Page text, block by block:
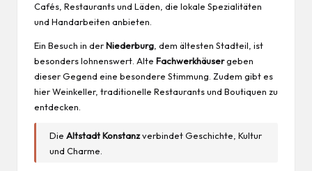
Cafés, Restaurants und Läden, die lokale Spezialitäten
und Handarbeiten anbieten.
Ein Besuch in derNiederburg , dem ältesten Stadteil, ist
besonders lohnenswert. Alte Fachwerkhäusergeben
dieser Gegend eine besondere Stimmung. Zudem gibt es
hier Weinkeller, traditionelle Restaurants und Boutiquen zu
entdecken.
DieAltstadt Konstanzverbindet Geschichte, Kultur
und Charme.